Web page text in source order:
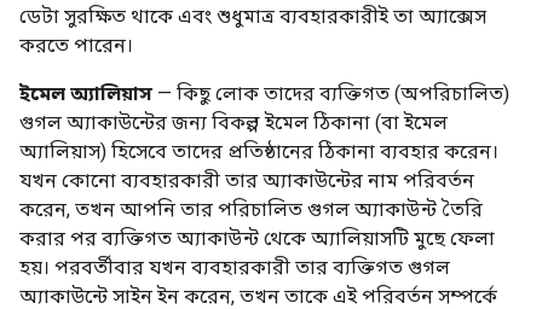
ডেটা সুরক্ষিত থাকে এবং শুধুমাত্র ব্যবহারকারীই তা অ্যাক্সেস
করতে পারেন।
ইমেল অ্যালিয়াস — কিছু লোক তাদের ব্যক্তিগত (অপরিচালিত)
গুগল অ্যাকাউন্টের জন্য বিকল্প ইমেল ঠিকানা (বা ইমেল
অ্যালিয়াস) হিসেবে তাদের প্রতিষ্ঠানের ঠিকানা ব্যবহার করেন।
যখন কোনো ব্যবহারকারী তার অ্যাকাউন্টের নাম পরিবর্তন
করেন, তখন আপনি তার পরিচালিত গুগল অ্যাকাউন্ট তৈরি
করার পর ব্যক্তিগত অ্যাকাউন্ট থেকে অ্যালিয়াসটি মুছে ফেলা
হয়। পরবর্তীবার যখন ব্যবহারকারী তার ব্যক্তিগত গুগল
অ্যাকাউন্টে সাইন ইন করেন, তখন তাকে এই পরিবর্তন সম্পর্কে